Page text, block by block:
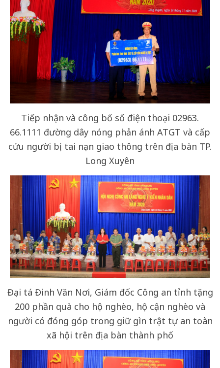
Tiếp nhận và công bố số điện thoại 02963.
66.1111 đường dây nóng phản ánh ATGT và cấp
cứu người bị tai nạn giao thông trên địa bàn TP.
Long Xuyên
Đại tá Đinh Văn Nơi, Giám đốc Công an tỉnh tặng
200 phần quà cho hộ nghèo, hộ cận nghèo và
người có đóng góp trong giữ gìn trật tự an toàn
xã hội trên địa bàn thành phố